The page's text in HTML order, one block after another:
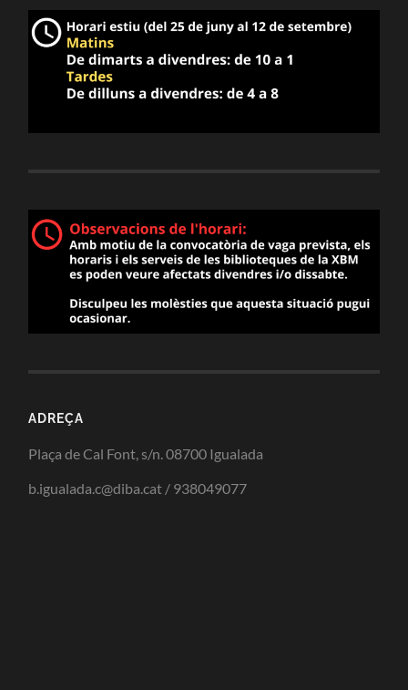
ADREÇA
Plaça de Cal Font, s/n. 08700 Igualada
b.igualada.c@diba.cat / 938049077